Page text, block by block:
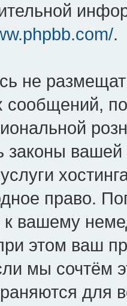
.
не
сообщений,
законы
право.
к вашему
этом ваш
мы сочтём
для